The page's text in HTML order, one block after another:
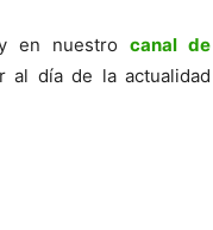
en nuestro canal de
al día de la actualidad